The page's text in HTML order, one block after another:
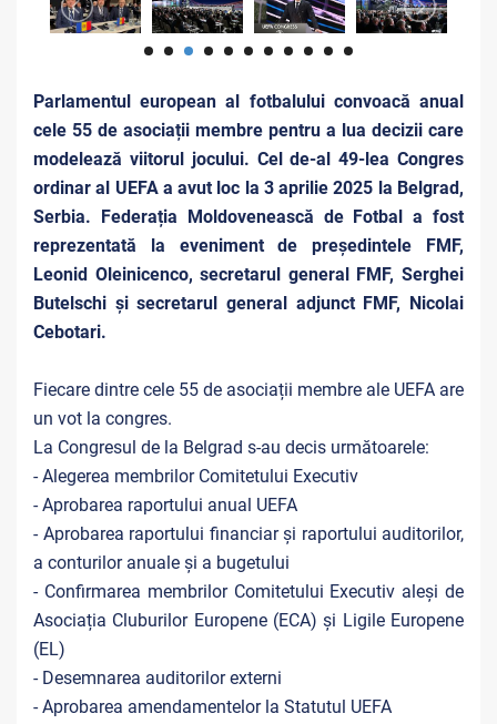
Parlamentul european al fotbalului convoacă anual
cele 55 de asociații membre pentru a lua decizii care
modelează viitorul jocului. Cel de-al 49-lea Congres
ordinar al UEFA a avut loc la 3 aprilie 2025 la Belgrad,
Serbia. Federația Moldovenească de Fotbal a fost
reprezentată la eveniment de președintele FMF,
Leonid Oleinicenco, secretarul general FMF, Serghei
Butelschi și secretarul general adjunct FMF, Nicolai
Cebotari.
Fiecare dintre cele 55 de asociații membre ale UEFA are
un vot la congres.
La Congresul de la Belgrad s-au decis următoarele:
- Alegerea membrilor Comitetului Executiv
- Aprobarea raportului anual UEFA
- Aprobarea raportului financiar și raportului auditorilor,
a conturilor anuale și a bugetului
- Confirmarea membrilor Comitetului Executiv aleși de
Asociația Cluburilor Europene (ECA) și Ligile Europene
(EL)
- Desemnarea auditorilor externi
- Aprobarea amendamentelor la Statutul UEFA